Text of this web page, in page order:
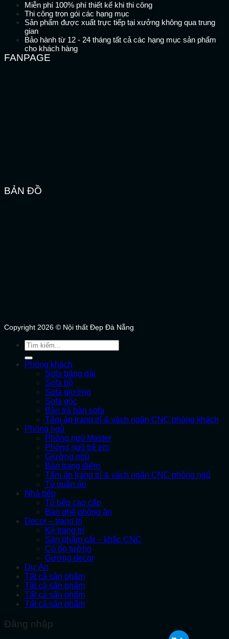
Miễn phí 100% phí thiết kế khi thi công
Thi công trọn gói các hạng mục
Sản phẩm được xuất trực tiếp tại xưởng không qua trung
gian
Bảo hành từ 12 - 24 tháng tất cả các hạng mục sản phẩm
cho khách hàng
FANPAGE
BẢN ĐỒ
Copyright 2026 © Nội thất Đẹp Đà Nẵng
Tìm
kiếm:
Phòng khách
Sofa băng dài
Sofa bộ
Sofa giường
Sofa góc
Bàn trà bàn sofa
Tấm áp trang trí & vách ngăn CNC phòng khách
Phòng ngủ
Phòng ngủ Master
Phòng ngủ trẻ em
Giường ngủ
Bàn trang điểm
Tấm áp trang trí & vách ngăn CNC phòng ngủ
Tủ quần áo
Nhà bếp
Tủ bếp cao cấp
Bàn ghế phòng ăn
Decor – trang trí
Kệ trang trí
Sản phẩm cắt – khắc CNC
Cỏ ốp tường
Gương decor
Dự Án
Tất cả sản phẩm
Tất cả sản phẩm
Tất cả sản phẩm
Tất cả sản phẩm
Đăng nhập